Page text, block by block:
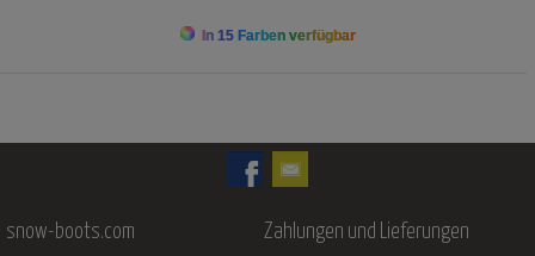
In 15 Farben verfügbar
snow-boots.com Zahlungen und Lieferungen